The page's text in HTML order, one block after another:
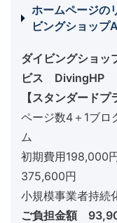
ホームページの
ビングショップ
ダイビングショッ
ビス DivingHP
【スタンダードプ
ページ数4＋1ブロ
ム
初期費用198,000
375,600円
小規模事業者持
ご負担金額